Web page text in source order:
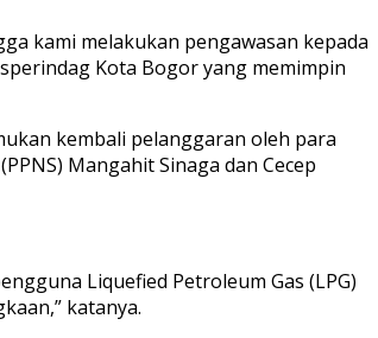
kami melakukan pengawasan kepada
Kota Bogor yang memimpin
kembali pelanggaran oleh para
Mangahit Sinaga dan Cecep
Liquefied Petroleum Gas (LPG)
katanya.